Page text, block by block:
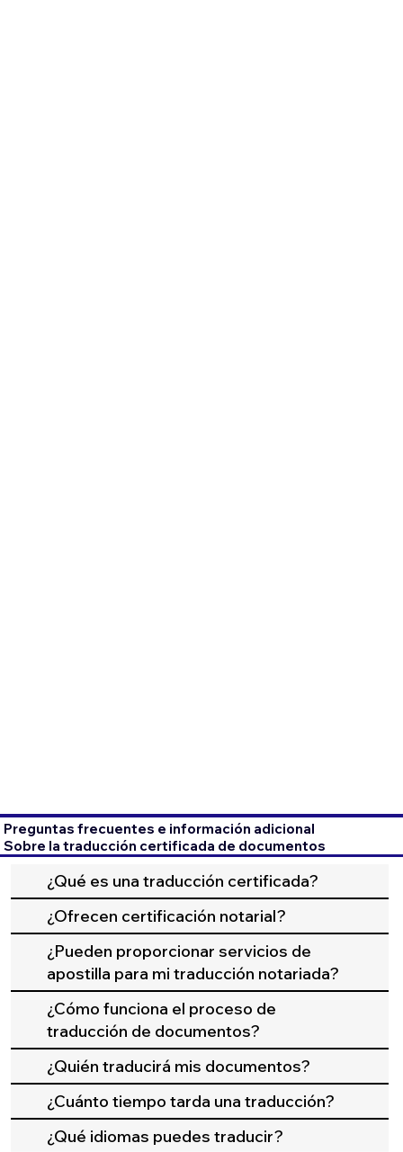
Preguntas frecuentes e información adicional
Sobre la traducción certificada de documentos
¿Qué es una traducción certificada?
¿Ofrecen certificación notarial?
¿Pueden proporcionar servicios de
apostilla para mi traducción notariada?
¿Cómo funciona el proceso de
traducción de documentos?
¿Quién traducirá mis documentos?
¿Cuánto tiempo tarda una traducción?
¿Qué idiomas puedes traducir?